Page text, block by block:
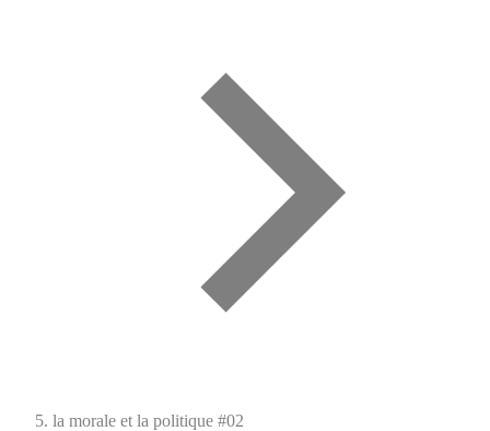
la morale et la politique #02